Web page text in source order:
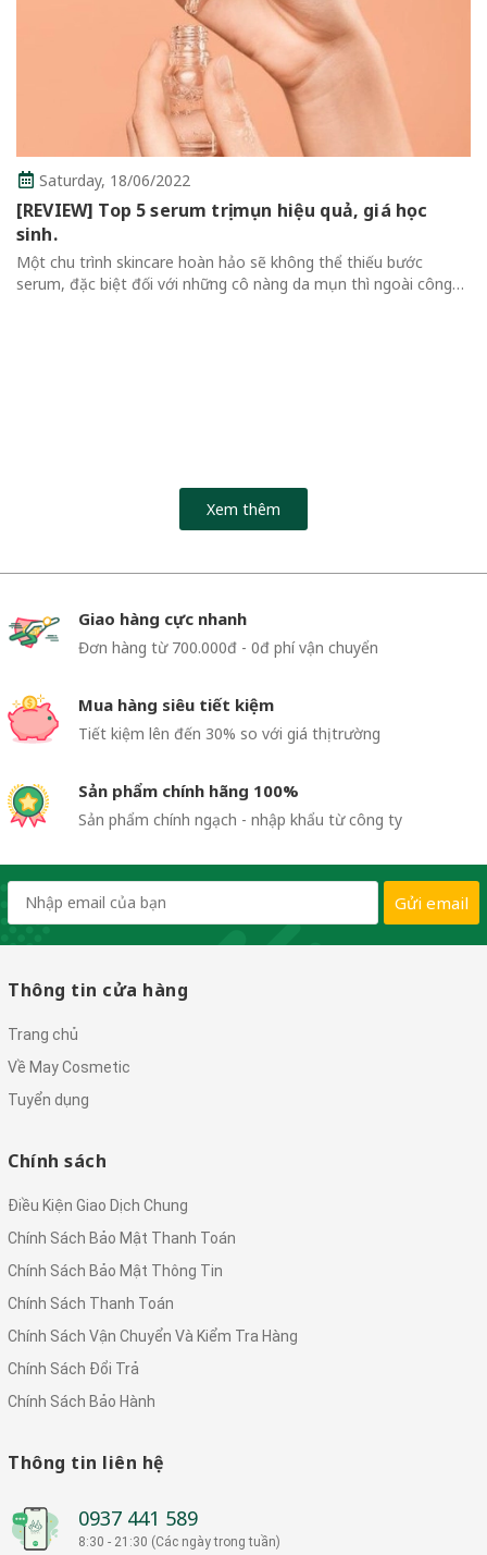
18/06/2022
Top 5 serum trị mụn hiệu quả, giá học
skincare hoàn hảo sẽ không thể thiếu bước
biệt đối với những cô nàng da mụn thì ngoài công
Xem thêm
Giao hàng cực nhanh
Đơn hàng từ 700.000đ - 0đ phí vận chuyển
Mua hàng siêu tiết kiệm
Tiết kiệm lên đến 30% so với giá thị trường
Sản phẩm chính hãng 100%
Sản phẩm chính ngạch - nhập khẩu từ công ty
Gửi email
Thông tin cửa hàng
Trang chủ
Về May Cosmetic
Tuyển dụng
Chính sách
Điều Kiện Giao Dịch Chung
Chính Sách Bảo Mật Thanh Toán
Chính Sách Bảo Mật Thông Tin
Chính Sách Thanh Toán
Chính Sách Vận Chuyển Và Kiểm Tra Hàng
Chính Sách Đổi Trả
Chính Sách Bảo Hành
Thông tin liên hệ
0937 441 589
8:30 - 21:30 (Các ngày trong tuần)